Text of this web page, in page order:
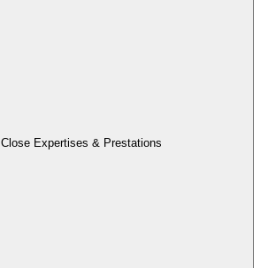
Close Expertises & Prestations